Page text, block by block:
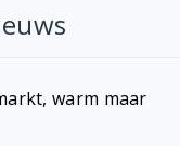
warm maar